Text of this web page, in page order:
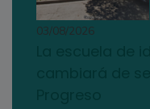
03/08/2026